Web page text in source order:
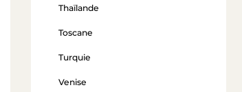
Thaïlande
Toscane
Turquie
Venise